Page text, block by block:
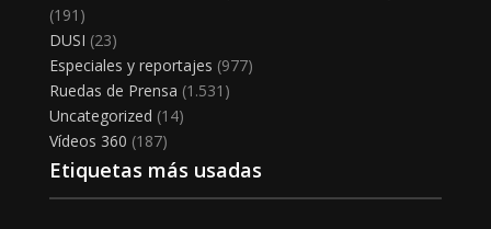
(191)
DUSI (23)
Especiales y reportajes (977)
Ruedas de Prensa (1.531)
Uncategorized (14)
Vídeos 360 (187)
Etiquetas más usadas